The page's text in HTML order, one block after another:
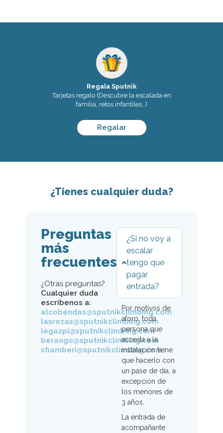
Regala Sputnik
Tarjetas regalo (Descubre la escalada en
familia, retos infantiles…)
Regalar
¿Tienes cualquier duda?
Preguntas
más
frecuentes
¿Otras preguntas?
Cualquier duda
escríbenos a:
alcobendas@sputnikclimbing.com
lasrozas@sputnikclimbing.com
legazpi@sputnikclimbing.com
berango@sputnikclimbing.com
chamberi@sputnikclimbing.com
¿Si no voy a
escalar
tengo que
pagar
entrada?
Por motivos de
aforo, toda
persona que
acceda a la
instalación tiene
que hacerlo con
un pase de día, a
excepción de
los menores de
3 años.
La entrada de
acompañante